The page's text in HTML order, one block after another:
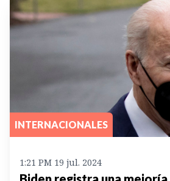
INTERNACIONALES
1:21 PM 19 jul. 2024